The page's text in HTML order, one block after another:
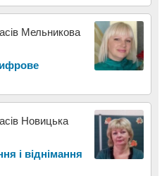
Мельникова
Новицька
і віднімання